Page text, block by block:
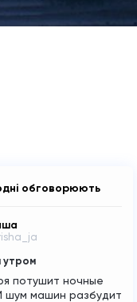
обговорюють
утром
потушит ночные
шум машин разбудит